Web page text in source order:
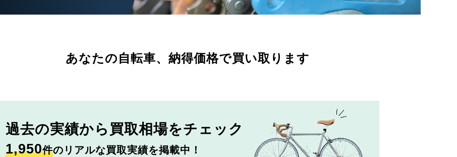
あなたの自転車、 納得価格で買い取ります
過去の実績から 買取相場をチェック
1,950件のリアルな買取実績を掲載中！